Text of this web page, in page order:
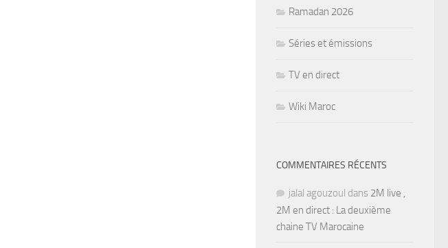
Ramadan 2026
Séries et émissions
TV en direct
Wiki Maroc
COMMENTAIRES RÉCENTS
jalal agouzoul dans 2M live ,
2M en direct : La deuxième
chaine TV Marocaine